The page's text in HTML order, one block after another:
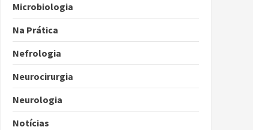
Microbiologia
Na Prática
Nefrologia
Neurocirurgia
Neurologia
Notícias